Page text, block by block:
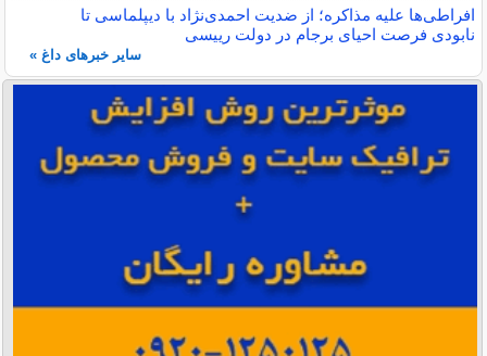
افراطی‌ها علیه مذاکره؛ از ضدیت احمدی‌نژاد با دیپلماسی تا
نابودی فرصت احیای برجام در دولت رییسی
سایر خبرهای داغ »